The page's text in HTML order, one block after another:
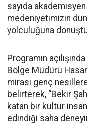
sayıda
medeniyetimizin
yolculuğuna
Programın
Bölge Müdürü
mirası genç
belirterek, “Bekir
katan bir kültür
edindiği saha